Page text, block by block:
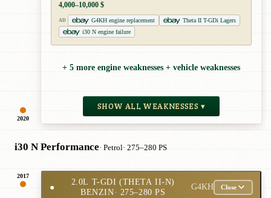
2020
4,000–10,000 $
AD G4KH engine replacement
Theta II T-GDi Lagers
i30 N engine failure
+ 5 more engine weaknesses + vehicle weaknesses
SHOW ALL WEAKNESSES ▾
i30 N Performance· Petrol· 275–280 PS
2017
●
2.0L T-GDI (THETA II-N)
BENZIN· 275–280 PS
G4KH Close